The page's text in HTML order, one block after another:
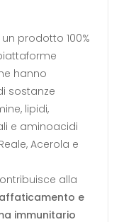
un prodotto 100%
hanno
sostanze
lipidi,
e aminoacidi
Acerola e
alla
e
immunitario